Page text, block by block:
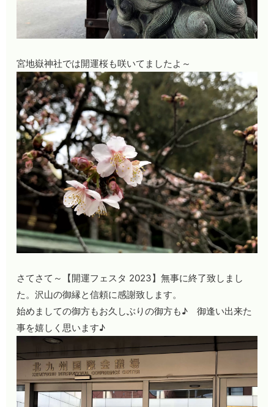
宮地嶽神社では開運桜も咲いてましたよ～
さてさて～【開運フェスタ 2023】無事に終了致しまし
た。沢山の御縁と信頼に感謝致します。
始めましての御方もお久しぶりの御方も♪ 御逢い出来た
事を嬉しく思います♪